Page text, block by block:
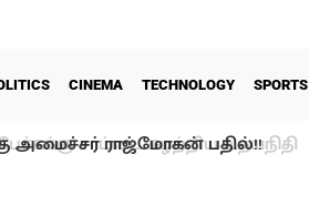
CINEMA TECHNOLOGY SPORTS
அமைச்சர் ராஜ்மோகன் பதில்!!